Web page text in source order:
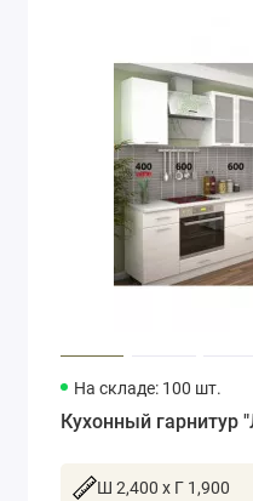
На складе: 100 шт.
Кухонный
Ш 2,400 x Г 1,900